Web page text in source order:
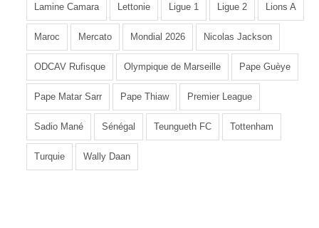
Lamine Camara Lettonie Ligue 1 Ligue 2 Lions A
Maroc Mercato Mondial 2026 Nicolas Jackson
ODCAV Rufisque Olympique de Marseille Pape Guèye
Pape Matar Sarr Pape Thiaw Premier League
Sadio Mané Sénégal Teungueth FC Tottenham
Turquie Wally Daan